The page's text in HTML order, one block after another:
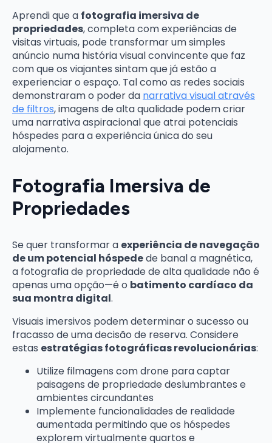
Aprendi que a fotografia imersiva de
propriedades, completa com experiências de
visitas virtuais, pode transformar um simples
anúncio numa história visual convincente que faz
com que os viajantes sintam que já estão a
experienciar o espaço. Tal como as redes sociais
demonstraram o poder da narrativa visual através
de filtros, imagens de alta qualidade podem criar
uma narrativa aspiracional que atrai potenciais
hóspedes para a experiência única do seu
alojamento.
Fotografia Imersiva de
Propriedades
Se quer transformar a experiência de navegação
de um potencial hóspedede banal a magnética,
a fotografia de propriedade de alta qualidade não é
apenas uma opção—é o batimento cardíaco da
sua montra digital.
Visuais imersivos podem determinar o sucesso ou
fracasso de uma decisão de reserva. Considere
estas estratégias fotográficas revolucionárias:
Utilize filmagens com drone para captar
paisagens de propriedade deslumbrantes e
ambientes circundantes
Implemente funcionalidades de realidade
aumentada permitindo que os hóspedes
explorem virtualmente quartos e